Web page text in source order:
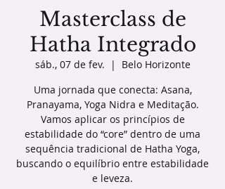
Masterclass de
Hatha Integrado
sáb., 07 de fev.
  |
Belo Horizonte
Uma jornada que conecta: Asana,
Pranayama, Yoga Nidra e Meditação.
Vamos aplicar os princípios de
estabilidade do “core” dentro de uma
sequência tradicional de Hatha Yoga,
buscando o equilíbrio entre estabilidade
e leveza.